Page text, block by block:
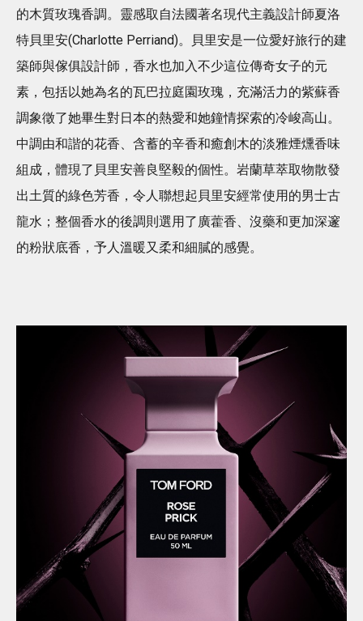
的木質玫瑰香調。靈感取自法國著名現代主義設計師夏洛
特貝里安(Charlotte Perriand)。貝里安是一位愛好旅行的建
築師與傢俱設計師，香水也加入不少這位傳奇女子的元
素，包括以她為名的瓦巴拉庭園玫瑰，充滿活力的紫蘇香
調象徵了她畢生對日本的熱愛和她鐘情探索的冷峻高山。
中調由和諧的花香、含蓄的辛香和癒創木的淡雅煙燻香味
組成，體現了貝里安善良堅毅的個性。岩蘭草萃取物散發
出土質的綠色芳香，令人聯想起貝里安經常使用的男士古
龍水；整個香水的後調則選用了廣藿香、沒藥和更加深邃
的粉狀底香，予人溫暖又柔和細膩的感覺。